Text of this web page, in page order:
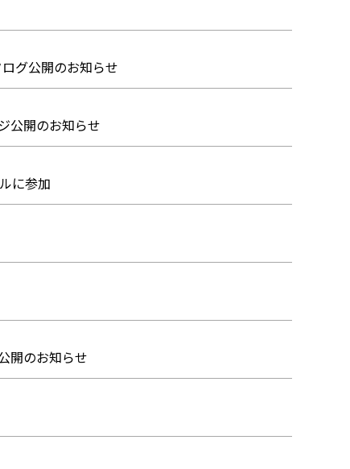
グ公開のお知らせ
公開のお知らせ
に参加
開のお知らせ